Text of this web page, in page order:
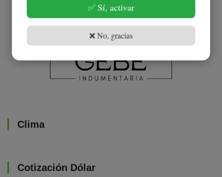
Clima
Cotización Dólar
✅ Sí, activar
❌ No, gracias